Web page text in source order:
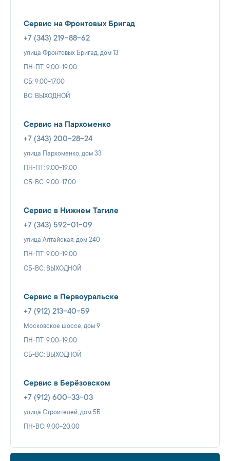
Сервис на Фронтовых Бригад
+7 (343) 219-88-62
улица Фронтовых Бригад, дом 13
ПН-ПТ: 9.00-19.00
СБ: 9.00-17.00
ВС: ВЫХОДНОЙ
Сервис на Пархоменко
+7 (343) 200-28-24
улица Пархоменко, дом 33
ПН-ПТ: 9.00-19.00
СБ-ВС: 9.00-17.00
Сервис в Нижнем Тагиле
+7 (343) 592-01-09
улица Алтайская, дом 240
ПН-ПТ: 9.00-19.00
СБ-ВС: ВЫХОДНОЙ
Сервис в Первоуральске
+7 (912) 213-40-59
Московское шоссе, дом 9
ПН-ПТ: 9.00-19.00
СБ-ВС: ВЫХОДНОЙ
Сервис в Берёзовском
+7 (912) 600-33-03
улица Строителей, дом 5Б
ПН-ВС: 9.00-20.00